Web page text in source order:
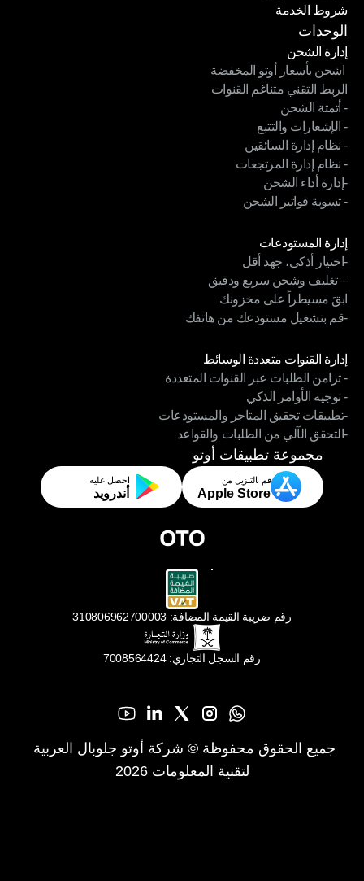
سياسة الخصوصية
شروط الخدمة
شروط الخدمة
الوحدات
إدارة الشحن
إدارة الشحن
اشحن بأسعار أوتو المخفضة
اشحن بأسعار أوتو المخفضة
الربط التقني متناغم القنوات
الربط التقني متناغم القنوات
- أتمتة الشحن
- أتمتة الشحن
- الإشعارات والتتبع
- الإشعارات والتتبع
- نظام إدارة السائقين
- نظام إدارة السائقين
- نظام إدارة المرتجعات
- نظام إدارة المرتجعات
-إدارة أداء الشحن
-إدارة أداء الشحن
- تسوية فواتير الشحن
إدارة المستودعات
إدارة المستودعات
-اختيار أذكى، جهد أقل
-اختيار أذكى، جهد أقل
– تغليف وشحن سريع ودقيق
– تغليف وشحن سريع ودقيق
ابقَ مسيطراً على مخزونك
ابقَ مسيطراً على مخزونك
-قم بتشغيل مستودعك من هاتفك
إدارة القنوات متعددة الوسائط
إدارة القنوات متعددة الوسائط
- تزامن الطلبات عبر القنوات المتعددة
- تزامن الطلبات عبر القنوات المتعددة
- توجيه الأوامر الذكي
- توجيه الأوامر الذكي
-تطبيقات تحقيق المتاجر والمستودعات
-تطبيقات تحقيق المتاجر والمستودعات
-التحقق الآلي من الطلبات والقواعد
-التحقق الآلي من الطلبات والقواعد
مجموعة تطبيقات أوتو
قم بالتنزيل من
Apple Store
احصل عليه
أندرويد
رقم ضريبة القيمة المضافة: 310806962700003
رقم السجل التجاري: 7008564424
لتقنية المعلومات 2026